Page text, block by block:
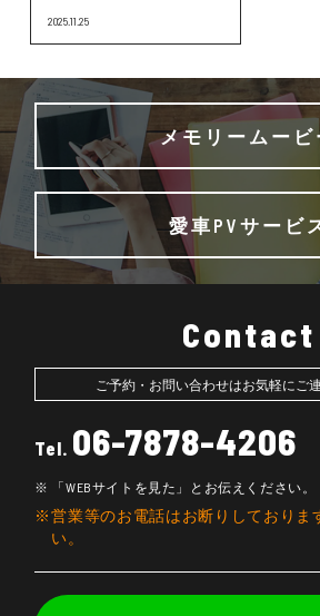
2025.11.25
メモリームービ
愛車PVサービ
Contact
ご予約・お問い合わせはお気軽にご
Tel. 06-7878-4206
「WEBサイトを見た」とお伝えください。
営業等のお電話はお断りしておりま
い。